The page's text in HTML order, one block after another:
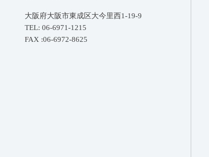
大阪府大阪市東成区大今里西1-19-9
TEL: 06-6971-1215
FAX :06-6972-8625